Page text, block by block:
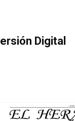
Digital